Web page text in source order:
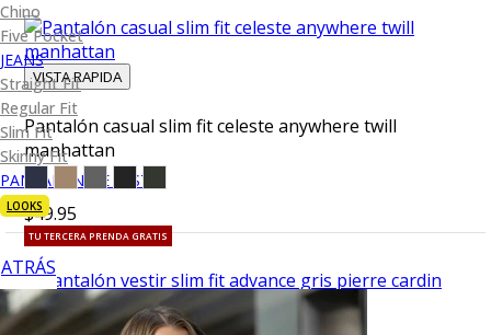
Chino
Five Pocket
JEANS
Straight Fit
Regular Fit
Slim Fit
Skinny Fit
PANTALÓN DE VESTIR
LOOKS
ATRÁS
VISTA RAPIDA
Pantalón casual slim fit celeste anywhere twill
manhattan
$49.95
TU TERCERA PRENDA GRATIS
VISTA RAPIDA